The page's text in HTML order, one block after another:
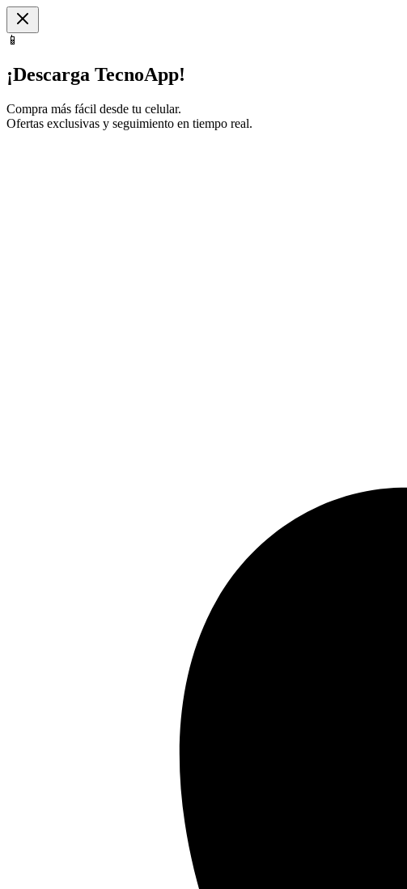
📱
¡Descarga TecnoApp!
Compra más fácil desde tu celular.
Ofertas exclusivas y seguimiento en tiempo real.